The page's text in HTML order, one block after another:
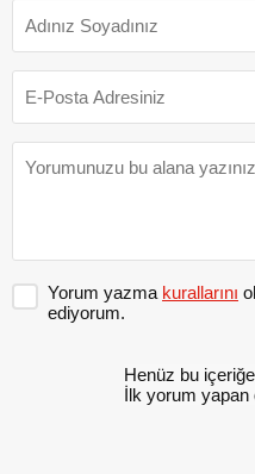
Yorum yazma kurallarını
ediyorum.
Henüz bu
İlk yorum